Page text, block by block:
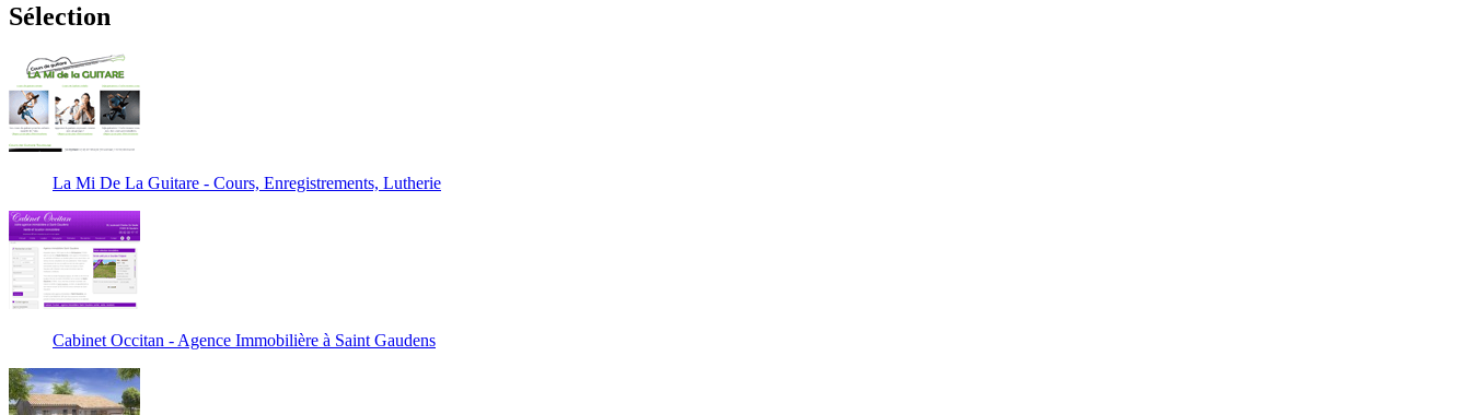
Sélection
La Mi De La Guitare - Cours, Enregistrements, Lutherie
Cabinet Occitan - Agence Immobilière à Saint Gaudens